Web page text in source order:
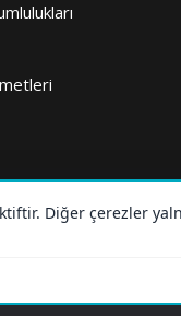
Diğer çerezler